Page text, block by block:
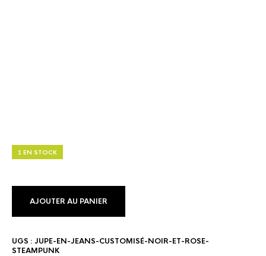
1 EN STOCK
AJOUTER AU PANIER
UGS : JUPE-EN-JEANS-CUSTOMISÉ-NOIR-ET-ROSE-
STEAMPUNK